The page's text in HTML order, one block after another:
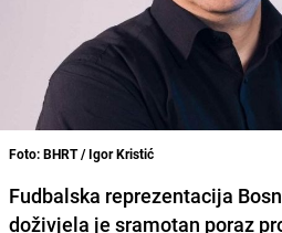
Foto: BHRT / Igor Kristić
Fudbalska reprezentacija
doživjela je sramotan poraz